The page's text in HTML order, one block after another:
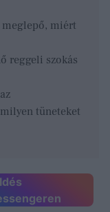
miért
reggeli szokás
tüneteket